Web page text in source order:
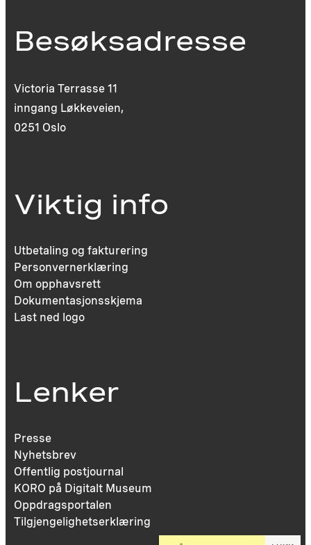
Besøksadresse
Victoria Terrasse 11
inngang Løkkeveien,
0251 Oslo
Viktig info
Utbetaling og fakturering
Personvernerklæring
Om opphavsrett
Dokumentasjonsskjema
Last ned logo
Lenker
Presse
Nyhetsbrev
Offentlig postjournal
KORO på Digitalt Museum
Oppdragsportalen
Tilgjengelighetserklæring